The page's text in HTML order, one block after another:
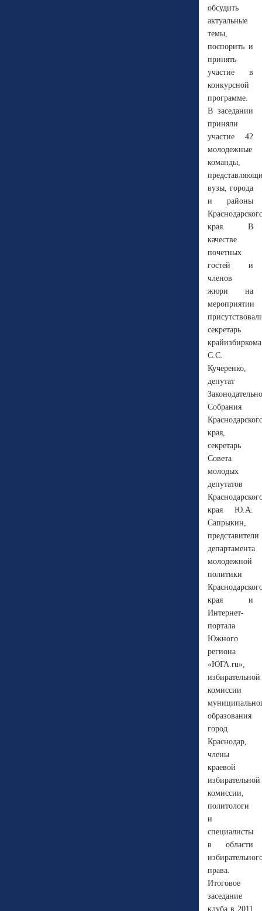
обсудить
актуальные
темы,
поспорить и
принять
участие в
конкурсной
программе.
В заседании
приняли
участие 42
молодежные
команды,
вузы, города
и районы
края. В
качестве
почетных
гостей и
членов
жюри на
мероприятии
секретарь
крайизбиркома
С.С.
Кучеренко,
депутат
Собрания
края,
секретарь
Совета
молодых
депутатов
края Ю.А.
Сапрыкин,
представители
департамента
молодежной
политики
края и
Интернет-
портала
Южного
региона
«ЮГА.ru»,
избирательной
комиссии
образования
город
Краснодар,
члены
краевой
избирательной
комиссии,
политологи
и
специалисты
в области
права.
Итоговое
заседание
клуба в 2011